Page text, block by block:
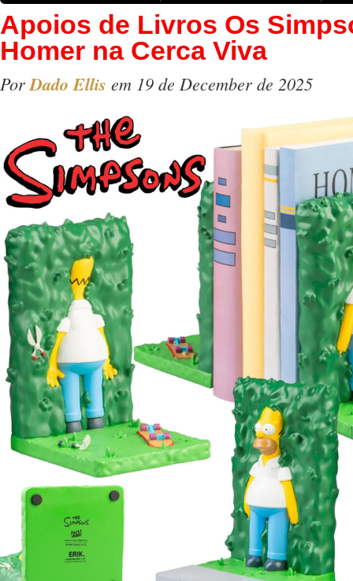
Apoios de Livros Os
Homer na Cerca Viva
PorDado Ellis em 19 de December de 2025